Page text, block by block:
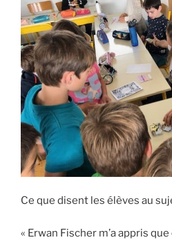
Ce que disent les élèves au
« Erwan Fischer m’a appris